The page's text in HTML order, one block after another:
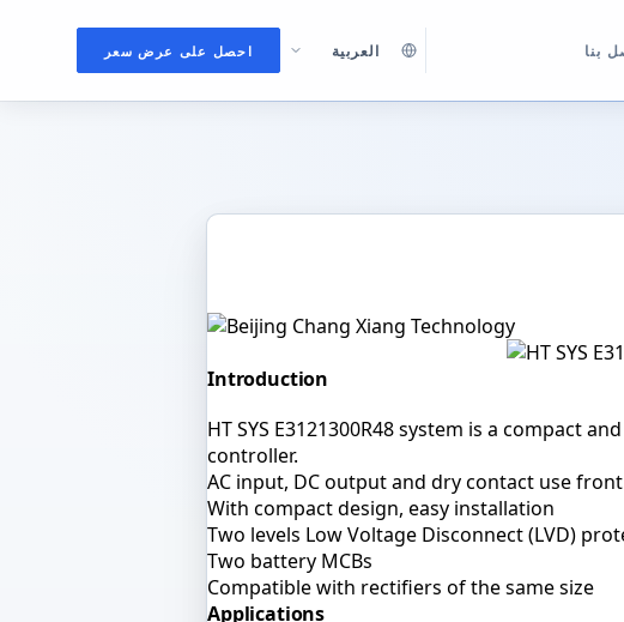
بنا احصل على عرض سعر
DC POWER SYSTEMS
Introduction
HT SYS E3121300R48 system is a compact
controller.
AC input, DC output and dry contact use
With compact design, easy installation
Two levels Low Voltage Disconnect (LVD)
Two battery MCBs
Compatible with rectifiers of the same size
Applications